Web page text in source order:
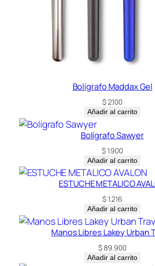
Bolígrafo Maddax Gel
$2.100
Añadir al carrito
Bolígrafo Sawyer
$1.900
Añadir al carrito
ESTUCHE METALICO
$1.216
Añadir al carrito
Manos Libres Lakey Urban
$89.900
Añadir al carrito